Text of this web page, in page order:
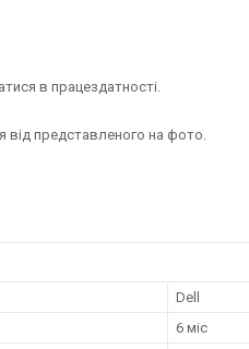
в працездатності.
від представленого на фото.
Dell
6 міс